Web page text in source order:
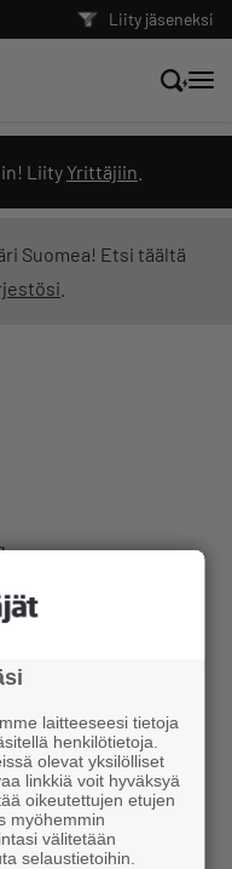
Liity jäseneksi
Liity Yrittäjiin
Suomea! Etsi täältä
laitteeseesi tietoja
henkilötietoja.
olevat yksilölliset
linkkiä voit hyväksyä
oikeutettujen etujen
myöhemmin
välitetään
selaustietoihin.